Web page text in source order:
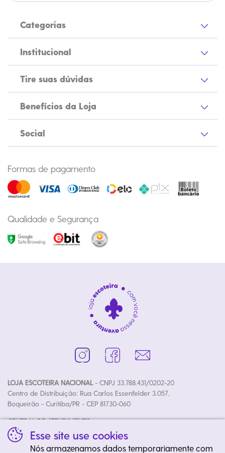
Categorias
Institucional
Tire suas dúvidas
Benefícios da Loja
Social
Formas de pagamento
Qualidade e Segurança
LOJA ESCOTEIRA NACIONAL- CNPJ 33.788.431/0202-20
Centro de Distribuição: Rua Carlos Essenfelder 3.057,
Boqueirão - Curitiba/PR - CEP 81730-060
CENTRAL DE ATENDIMENTO:
Fone: (41) 3020-4700 | E-mail: loja@escoteiros.org.br
Horários: Segunda à Sexta das 08h30 às 12h00 e 13h30 às 17h50
Esse site use cookies
Nós armazenamos dados temporariamente com